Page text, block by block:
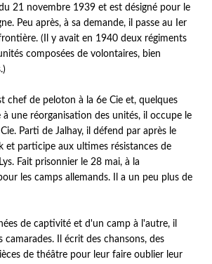
21 novembre 1939 et est désigné pour le
Peu après, à sa demande, il passe au Ier
(Il y avait en 1940 deux régiments
composées de volontaires, bien
chef de peloton à la 6e Cie et, quelques
une réorganisation des unités, il occupe le
Parti de Jalhay, il défend par après le
et participe aux ultimes résistances de
Fait prisonnier le 28 mai, à la
les camps allemands. Il a un peu plus de
de captivité et d'un camp à l'autre, il
camarades. Il écrit des chansons, des
de théâtre pour leur faire oublier leur